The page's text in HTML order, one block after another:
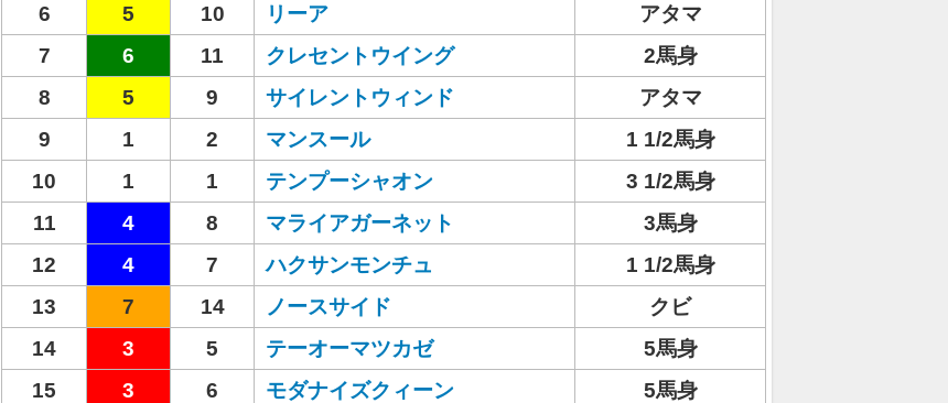
6
5 10 リーア
アタマ
7
6 11 クレセントウイング
2馬身
8
5 9 サイレントウィンド
アタマ
9
1 2 マンスール
1 1/2馬身
10
1 1 テンプーシャオン
3 1/2馬身
11
4 8 マライアガーネット
3馬身
12
4 7 ハクサンモンチュ
1 1/2馬身
13
7 14 ノースサイド
クビ
14
3 5 テーオーマツカゼ
5馬身
15
3 6 モダナイズクィーン
5馬身